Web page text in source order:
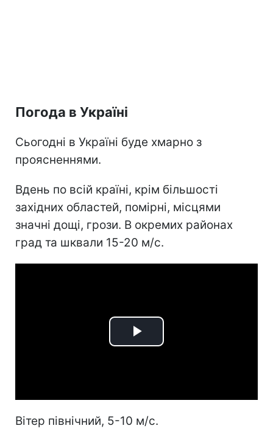
Погода в Україні
Сьогодні в Україні буде хмарно з
проясненнями.
Вдень по всій країні, крім більшості
західних областей, помірні, місцями
значні дощі, грози. В окремих районах
град та шквали 15-20 м/с.
Play
Вітер північний, 5-10 м/с.